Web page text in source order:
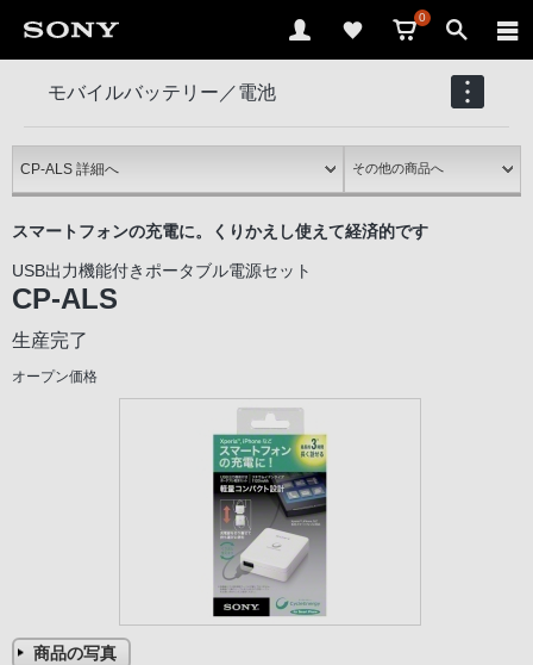
0
モバイルバッテリー／電池
CP-ALS
スマートフォンの充電に。くりかえし使えて経済的です
USB出力機能付きポータブル電源セット
CP-ALS
生産完了
オープン価格
商品の写真